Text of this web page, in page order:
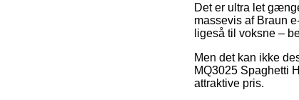
Det er ultra let
massevis af Braun
ligeså til voksne –
Men det kan ikke
MQ3025 Spaghetti
attraktive pris.